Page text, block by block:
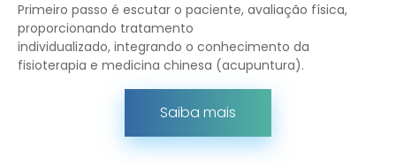
Primeiro passo é escutar o paciente, avaliação física,
proporcionando tratamento
individualizado, integrando o conhecimento da
fisioterapia e medicina chinesa (acupuntura).
Saiba mais